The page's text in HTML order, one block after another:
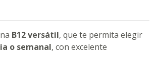
B12 versátil, que te permita elegir
o semanal, con excelente